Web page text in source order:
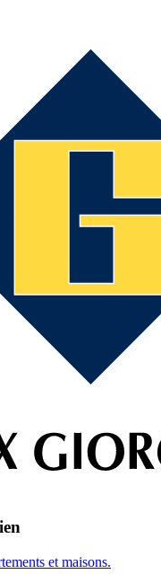
et maisons.